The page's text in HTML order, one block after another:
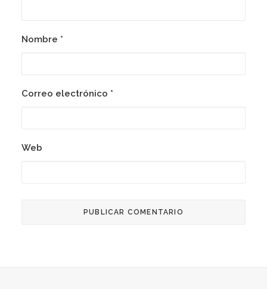
Nombre *
Correo electrónico *
Web